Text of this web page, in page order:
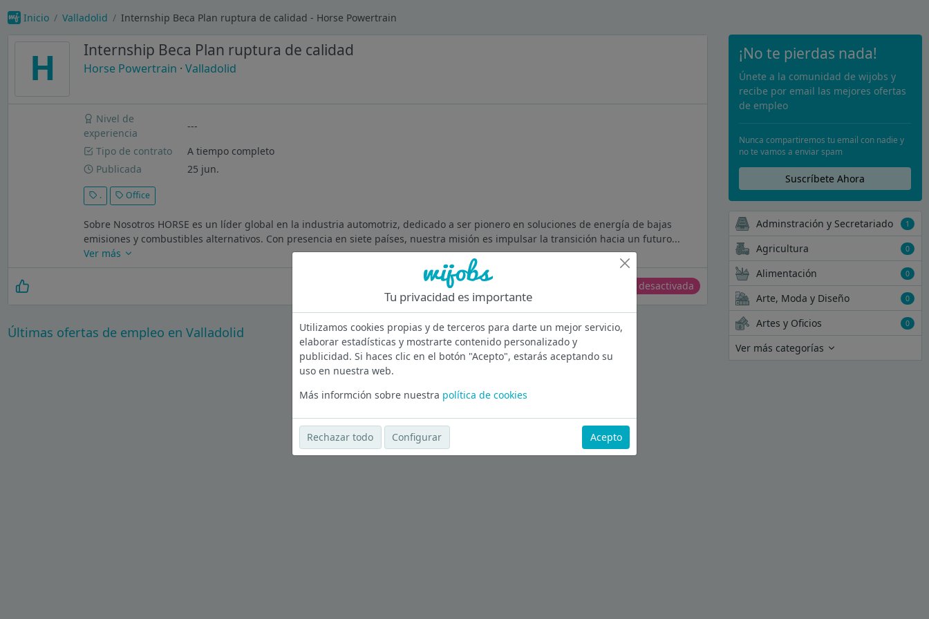
Inicio Valladolid Internship Beca Plan ruptura de calidad - Horse Powertrain
H Internship Beca Plan ruptura de calidad
Horse Powertrain · Valladolid
Nivel de
experiencia
---
Tipo de contrato
A tiempo completo
Publicada
25 jun.
. Office
Sobre Nosotros HORSE es un líder global en la industria automotriz, dedicado a ser pionero en soluciones de energía de bajas
emisiones y combustibles alternativos. Con presencia en siete países, nuestra misión es impulsar la transición hacia un futuro...
Ver más
Oferta desactivada
Últimas ofertas de empleo en Valladolid
Ver más ofertas
¡No te pierdas nada!
Únete a la comunidad de wijobs y
recibe por email las mejores ofertas
de empleo
Nunca compartiremos tu email con nadie y
no te vamos a enviar spam
Suscríbete Ahora
Adminstración y Secretariado 1
Agricultura 0
Alimentación 0
Arte, Moda y Diseño 0
Artes y Oficios 0
Ver más categorías
Tu privacidad es importante
Utilizamos cookies propias y de terceros para darte un mejor servicio,
elaborar estadísticas y mostrarte contenido personalizado y
publicidad. Si haces clic en el botón "Acepto", estarás aceptando su
uso en nuestra web.
Más informción sobre nuestra política de cookies
Rechazar todo Configurar Acepto